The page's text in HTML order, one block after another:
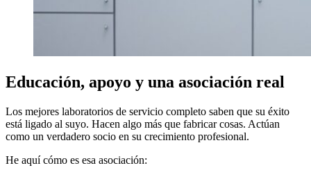
Educación, apoyo y una asociación real
Los mejores laboratorios de servicio completo saben que su éxito
está ligado al suyo. Hacen algo más que fabricar cosas. Actúan
como un verdadero socio en su crecimiento profesional.
He aquí cómo es esa asociación: